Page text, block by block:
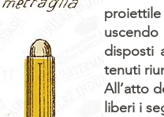
uscendo
disposti
tenuti
All’atto
liberi i